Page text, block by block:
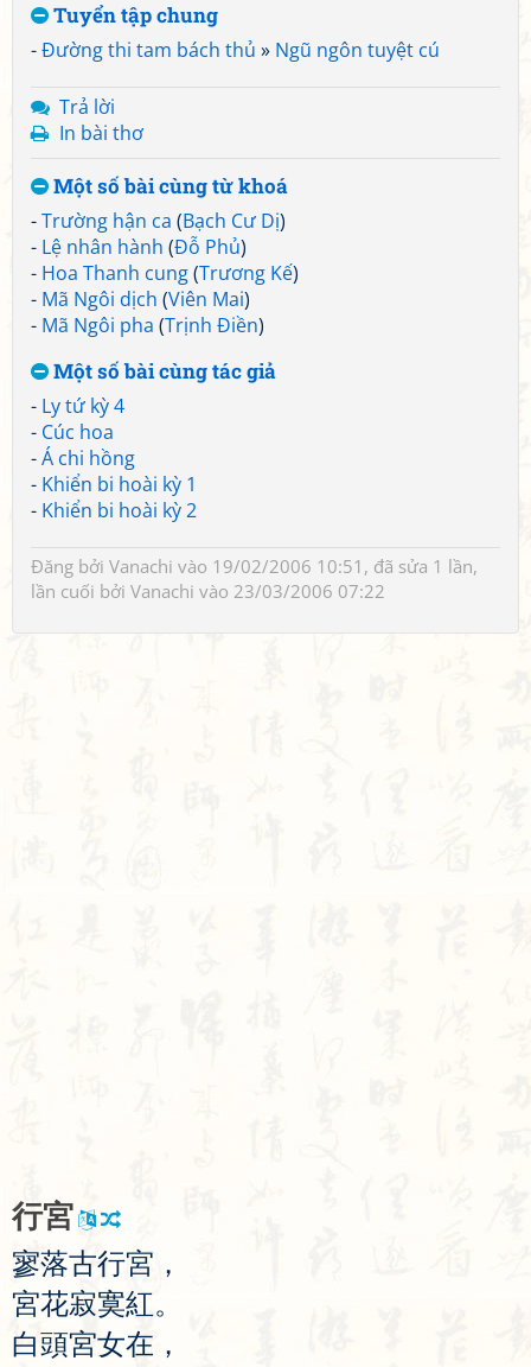
Tuyển tập chung
-Đường thi tam bách thủ » Ngũ ngôn tuyệt cú
Trả lời
In bài thơ
Một số bài cùng từ khoá
-Trường hận ca (Bạch Cư Dị)
- Lệ nhân hành (Đỗ Phủ)
- Hoa Thanh cung(Trương Kế)
- Mã Ngôi dịch (Viên Mai)
- Mã Ngôi pha (Trịnh Điền)
Một số bài cùng tác giả
- Ly tứ kỳ 4
- Cúc hoa
-Á chi hồng
- Khiển bi hoài kỳ 1
- Khiển bi hoài kỳ 2
Đăng bởi Vanachi vào 19/02/2006 10:51, đã sửa 1 lần,
lần cuối bởi Vanachi vào 23/03/2006 07:22
行宮
寥落古行宮 ，
宮花寂寞紅。
白頭宮女在 ，